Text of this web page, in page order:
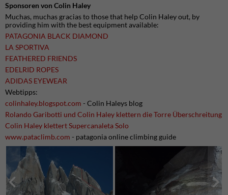
Sponsoren von Colin Haley
Muchas, muchas gracias to those that help Colin Haley out, by
providing him with the best equipment available:
PATAGONIA BLACK DIAMOND
LA SPORTIVA
FEATHERED FRIENDS
EDELRID ROPES
ADIDAS EYEWEAR
Webtipps:
colinhaley.blogspot.com - Colin Haleys blog
Rolando Garibotti und Colin Haley klettern die Torre Überschreitung
Colin Haley klettert Supercanaleta Solo
www.pataclimb.com - patagonia online climbing guide